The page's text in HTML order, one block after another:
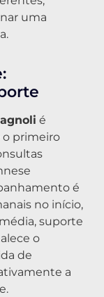
uma
é
o primeiro
é
no início,
suporte
o
de
a